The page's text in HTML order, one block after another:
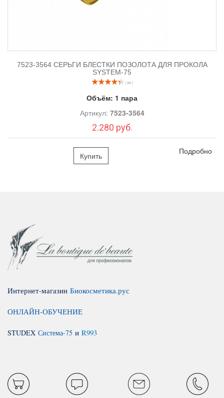
7523-3564 СЕРЬГИ БЛЕСТКИ ПОЗОЛОТА ДЛЯ ПРОКОЛА
SYSTEM-75
( 26 )
Объём: 1 пара
Артикул: 7523-3564
2.280 руб.
Купить Подробно
Интернет-магазин Биокосметика.рус
ОНЛАЙН-ОБУЧЕНИЕ
STUDEX Система-75 и R993